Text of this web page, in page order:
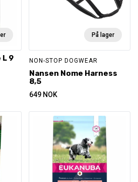
L 9
På lager
NON-STOP DOGWEAR
Nansen Nome Harness
8,5
649 NOK